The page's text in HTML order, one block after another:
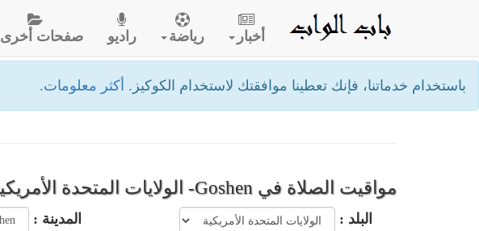
باستخدام خدماتنا، فإنك تعطينا موافقتك لاستخدام الكوكيز. أكثر معلومات.
أخبار رياضة راديو صفحات أخرى
مواقيت الصلاة في Goshen- الولايات المتحدة الأمريكية
البلد :
المدينة :